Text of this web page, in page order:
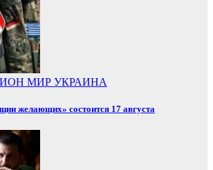
МИР УКРАИНА
желающих» состоится 17 августа